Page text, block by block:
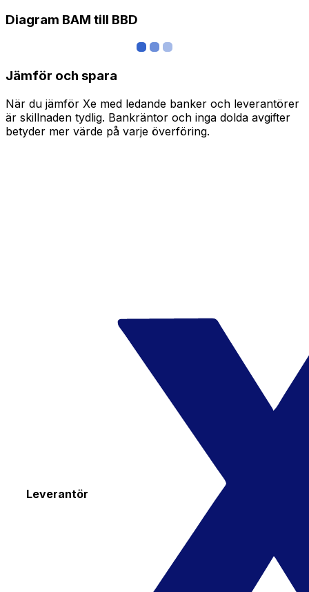
Diagram BAM till BBD
Jämför och spara
När du jämför Xe med ledande banker och leverantörer
är skillnaden tydlig. Bankräntor och inga dolda avgifter
betyder mer värde på varje överföring.
Leverantör